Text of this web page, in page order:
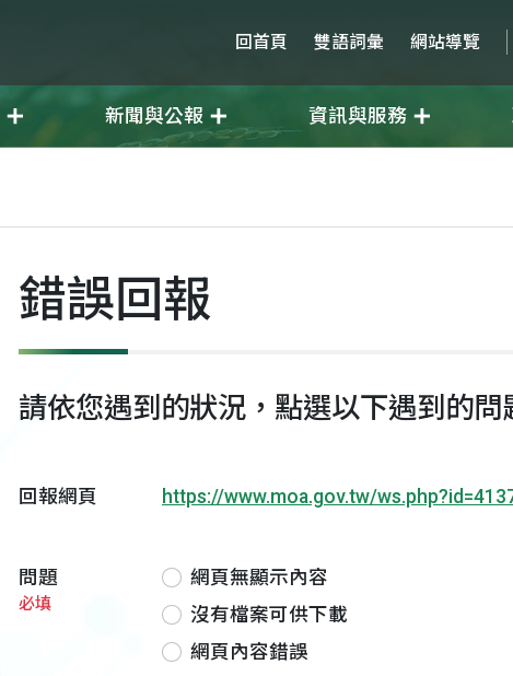
回首頁 雙語詞彙 網站導覽
新聞與公報 資訊與服務
錯誤回報
請依您遇到的狀況，點選以下遇到的問
回報網頁 https://www.moa.gov.tw/
問題
必填
網頁無顯示內容
沒有檔案可供下載
網頁內容錯誤